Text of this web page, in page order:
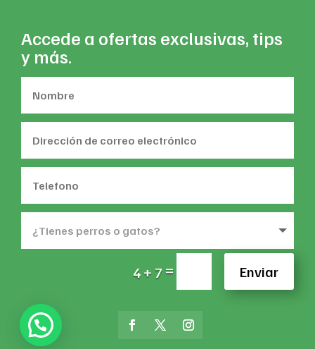
Accede a ofertas exclusivas, tips
y más.
4 + 7 = Enviar